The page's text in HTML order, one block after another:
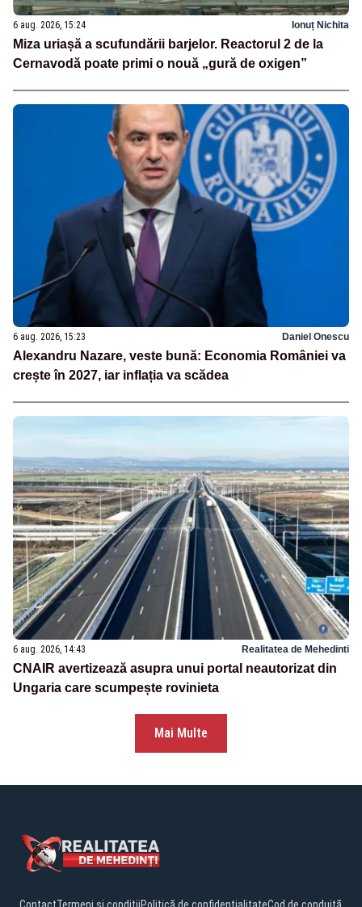
6 aug. 2026, 15:24 Ionuț Nichita
Miza uriașă a scufundării barjelor. Reactorul 2 de la
Cernavodă poate primi o nouă „gură de oxigen”
6 aug. 2026, 15:23 Daniel Onescu
Alexandru Nazare, veste bună: Economia României va
crește în 2027, iar inflația va scădea
6 aug. 2026, 14:43 Realitatea de Mehedinti
CNAIR avertizează asupra unui portal neautorizat din
Ungaria care scumpește rovinieta
Mai Multe